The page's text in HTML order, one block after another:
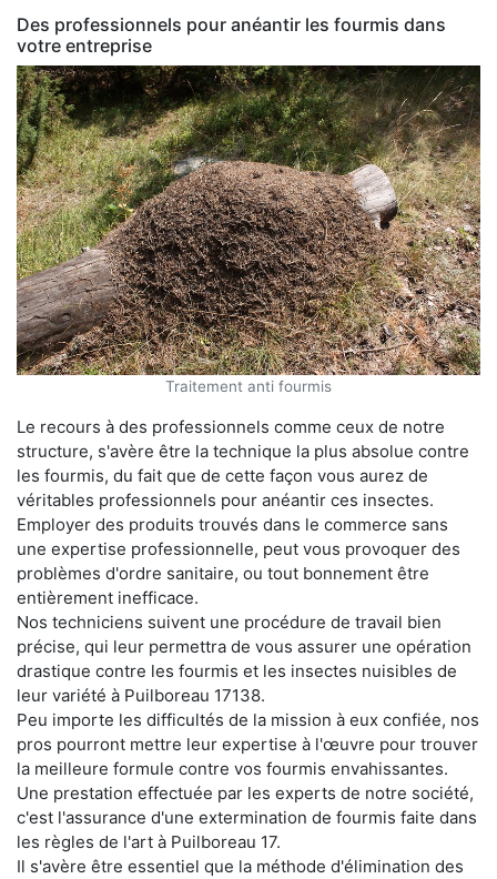
Des professionnels pour anéantir les fourmis dans
votre entreprise
Traitement anti fourmis
Le recours à des professionnels comme ceux de notre
structure, s'avère être la technique la plus absolue contre
les fourmis, du fait que de cette façon vous aurez de
véritables professionnels pour anéantir ces insectes.
Employer des produits trouvés dans le commerce sans
une expertise professionnelle, peut vous provoquer des
problèmes d'ordre sanitaire, ou tout bonnement être
entièrement inefficace.
Nos techniciens suivent une procédure de travail bien
précise, qui leur permettra de vous assurer une opération
drastique contre les fourmis et les insectes nuisibles de
leur variété à Puilboreau 17138.
Peu importe les difficultés de la mission à eux confiée, nos
pros pourront mettre leur expertise à l'œuvre pour trouver
la meilleure formule contre vos fourmis envahissantes.
Une prestation effectuée par les experts de notre société,
c'est l'assurance d'une extermination de fourmis faite dans
les règles de l'art à Puilboreau 17.
Il s'avère être essentiel que la méthode d'élimination des